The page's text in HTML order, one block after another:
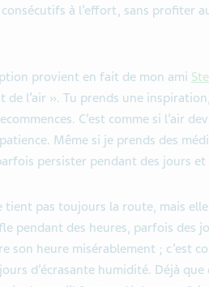
à l’effort, sans profiter
provient en fait de mon ami
de l’air ». Tu prends une
C’est comme si l’air
Même si je prends des
persister pendant des jours et
tient pas toujours la route, mais
pendant des heures, parfois des
son heure misérablement ; c’est
d’écrasante humidité. Déjà que